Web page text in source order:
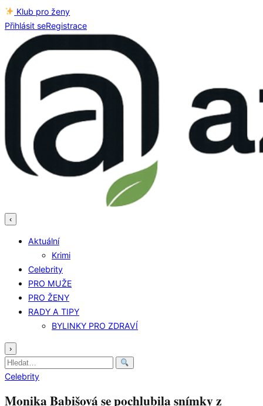
Klub pro ženy
Přihlásit seRegistrace
‹
Aktuální
Krimi
Celebrity
PRO MUŽE
PRO ŽENY
RADY A TIPY
BYLINKY PRO ZDRAVÍ
›
Hledat:
Celebrity
Monika Babišová se pochlubila snímky z